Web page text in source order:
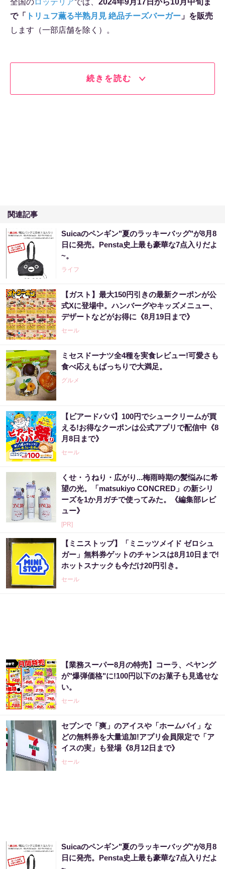
全国のロッテリアでは、 2024年9月17日から10月中旬ま
で「
トリュフ薫る半熟月見 絶品チーズバーガー 」を販売
します（一部店舗を除く）。
続きを読む
関連記事
Suicaのペンギン"夏のラッキーバッグ"が8月8
日に発売。Pensta史上最も豪華な7点入りだよ
~。
ライフ
【ガスト】最大150円引きの最新クーポンが公
式Xに登場中。ハンバーグやキッズメニュー、
デザートなどがお得に《8月19日まで》
セール
ミセスドーナツ全4種を実食レビュー!可愛さも
食べ応えもばっちりで大満足。
グルメ
【ビアードパパ】100円でシュークリームが買
える!お得なクーポンは公式アプリで配信中《8
月8日まで》
セール
くせ・うねり・広がり...梅雨時期の髪悩みに希
望の光。「matsukiyo CONCRED」の新シリ
ーズを1か月ガチで使ってみた。《編集部レビ
ュー》
[PR]
【ミニストップ】「ミニッツメイド ゼロシュ
ガー」無料券ゲットのチャンスは8月10日まで!
ホットスナックも今だけ20円引き。
セール
【業務スーパー8月の特売】コーラ、ペヤング
が"爆弾価格"に!100円以下のお菓子も見逃せな
い。
セール
セブンで「爽」のアイスや「ホームパイ」な
どの無料券を大量追加!アプリ会員限定で「ア
イスの実」も登場《8月12日まで》
セール
Suicaのペンギン"夏のラッキーバッグ"が8月8
日に発売。Pensta史上最も豪華な7点入りだよ